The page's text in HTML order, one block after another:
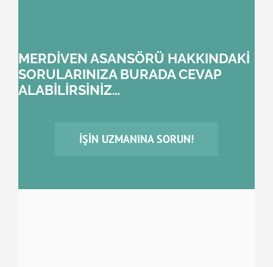
MERDİVEN ASANSÖRÜ HAKKINDAKİ
SORULARINIZA BURADA CEVAP
ALABİLİRSİNİZ…
İŞIN UZMANINA SORUN!